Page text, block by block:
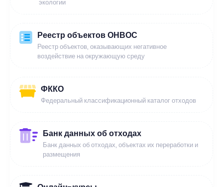
экологии
Реестр объектов ОНВОС
Реестр объектов, оказывающих негативное
воздействие на окружающую среду
ФККО
Федеральный классификационный каталог отходов
Банк данных об отходах
Банк данных об отходах, объектах их переработки и
размещения